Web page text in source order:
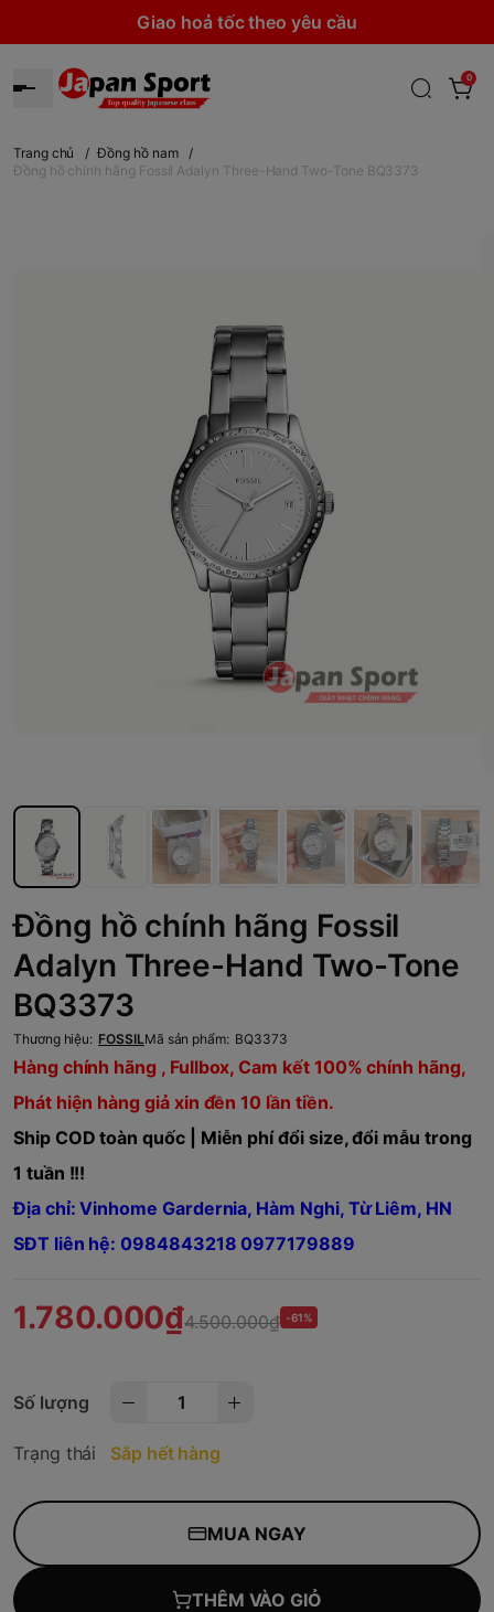
Giao hoả tốc theo yêu cầu
0
Trang chủ / Đồng hồ nam
/
Đồng hồ chính hãng Fossil Adalyn Three-Hand Two-Tone BQ3373
Đồng hồ chính hãng Fossil
Adalyn Three-Hand Two-Tone
BQ3373
Thương hiệu: FOSSILMã sản phẩm: BQ3373
Hàng chính hãng , Fullbox, Cam kết 100% chính hãng,
Phát hiện hàng giả xin đền 10 lần tiền.
Ship COD toàn quốc | Miễn phí đổi size, đổi mẫu trong
1 tuần !!!
Địa chỉ: Vinhome Gardernia, Hàm Nghi, Từ Liêm, HN
SĐT liên hệ: 0984843218 0977179889
1.780.000₫4.500.000₫ -61%
Số lượng
Trạng thái Sắp hết hàng
MUA NGAY
THÊM VÀO GIỎ